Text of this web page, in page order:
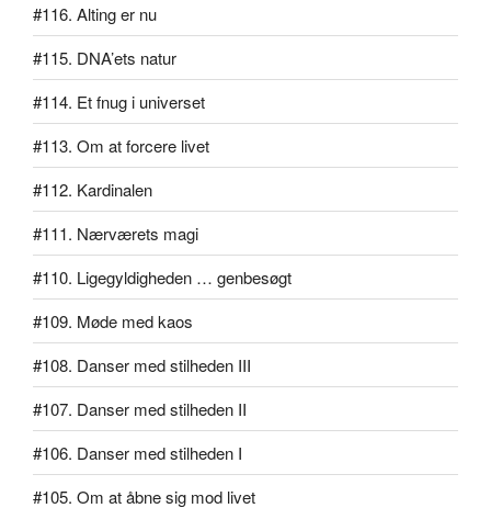
#116. Alting er nu
#115. DNA’ets natur
#114. Et fnug i universet
#113. Om at forcere livet
#112. Kardinalen
#111. Nærværets magi
#110. Ligegyldigheden … genbesøgt
#109. Møde med kaos
#108. Danser med stilheden III
#107. Danser med stilheden II
#106. Danser med stilheden I
#105. Om at åbne sig mod livet